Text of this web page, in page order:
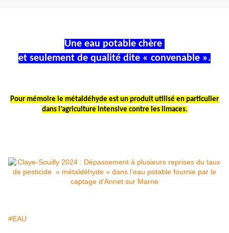
Une eau potable chère
et seulement de qualité dite « convenable ».
Pour mémoire le métaldéhyde est un produit utilisé en particulier
dans l’agriculture intensive contre les limaces.
#EAU